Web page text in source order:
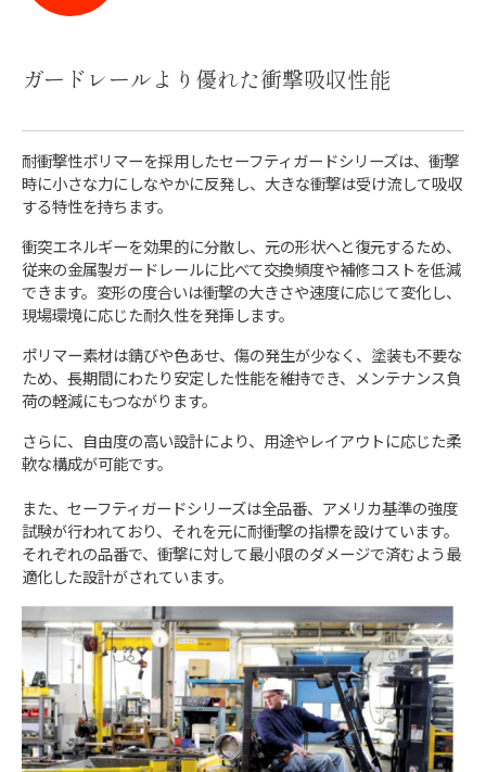
ガードレールより優れた衝撃吸収性能
耐衝撃性ポリマーを採用したセーフティガードシリーズは、衝撃
時に小さな力にしなやかに反発し、大きな衝撃は受け流して吸収
する特性を持ちます。
衝突エネルギーを効果的に分散し、元の形状へと復元するため、
従来の金属製ガードレールに比べて交換頻度や補修コストを低減
できます。変形の度合いは衝撃の大きさや速度に応じて変化し、
現場環境に応じた耐久性を発揮します。
ポリマー素材は錆びや色あせ、傷の発生が少なく、塗装も不要な
ため、長期間にわたり安定した性能を維持でき、メンテナンス負
荷の軽減にもつながります。
さらに、自由度の高い設計により、用途やレイアウトに応じた柔
軟な構成が可能です。
また、セーフティガードシリーズは全品番、アメリカ基準の強度
試験が行われており、それを元に耐衝撃の指標を設けています。
それぞれの品番で、衝撃に対して最小限のダメージで済むよう最
適化した設計がされています。